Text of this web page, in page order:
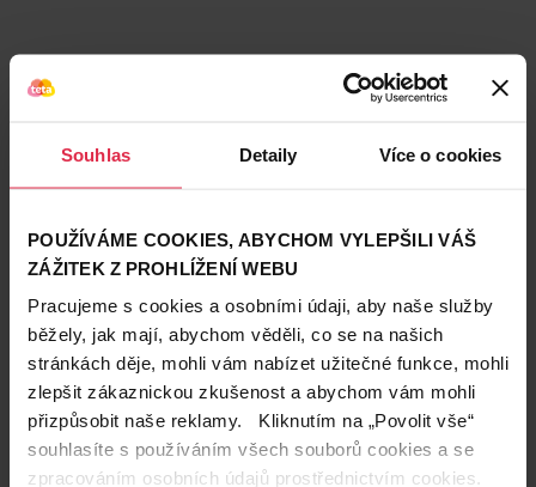
Souhlas Detaily Více o cookies
POUŽÍVÁME COOKIES, ABYCHOM VYLEPŠILI VÁŠ
ZÁŽITEK Z PROHLÍŽENÍ WEBU
Pracujeme s cookies a osobními údaji, aby naše služby
běžely, jak mají, abychom věděli, co se na našich
stránkách děje, mohli vám nabízet užitečné funkce, mohli
zlepšit zákaznickou zkušenost a abychom vám mohli
přizpůsobit naše reklamy. Kliknutím na „Povolit vše“
souhlasíte s používáním všech souborů cookies a se
zpracováním osobních údajů prostřednictvím cookies.
Teta prodejny a služby